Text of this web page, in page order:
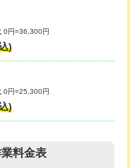
33,000円
0円=36,300円
)
0円=25,300円
)
料金表